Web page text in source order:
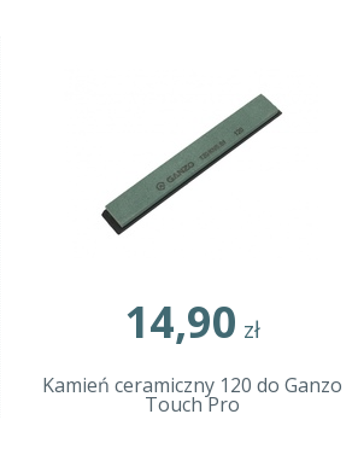
14,90 zł
Kamień ceramiczny 120 do Ganzo
Touch Pro